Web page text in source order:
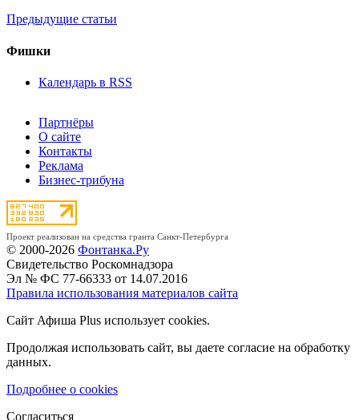
Предыдущие статьи
Фишки
Календарь в RSS
Партнёры
О сайте
Контакты
Реклама
Бизнес-трибуна
Проект реализован на средства гранта Санкт-Петербурга
© 2000-2026 Фонтанка.Ру
Свидетельство Роскомнадзора
Эл № ФС 77-66333 от 14.07.2016
Правила использования материалов сайта
Сайт Афиша Plus использует cookies.
Продолжая использовать сайт, вы даете согласие на обработку
данных.
Подробнее о cookies
Согласиться